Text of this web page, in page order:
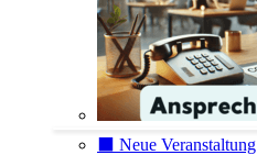
⬛️ Neue Veranstaltung